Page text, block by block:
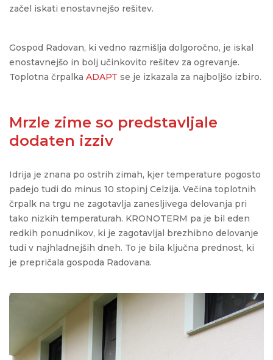
začel iskati enostavnejšo rešitev.
Gospod Radovan, ki vedno razmišlja dolgoročno, je iskal
enostavnejšo in bolj učinkovito rešitev za ogrevanje.
Toplotna črpalka ADAPT se je izkazala za najboljšo izbiro.
Mrzle zime so predstavljale
dodaten izziv
Idrija je znana po ostrih zimah, kjer temperature pogosto
padejo tudi do minus 10 stopinj Celzija. Večina toplotnih
črpalk na trgu ne zagotavlja zanesljivega delovanja pri
tako nizkih temperaturah. KRONOTERM pa je bil eden
redkih ponudnikov, ki je zagotavljal brezhibno delovanje
tudi v najhladnejših dneh. To je bila ključna prednost, ki
je prepričala gospoda Radovana.